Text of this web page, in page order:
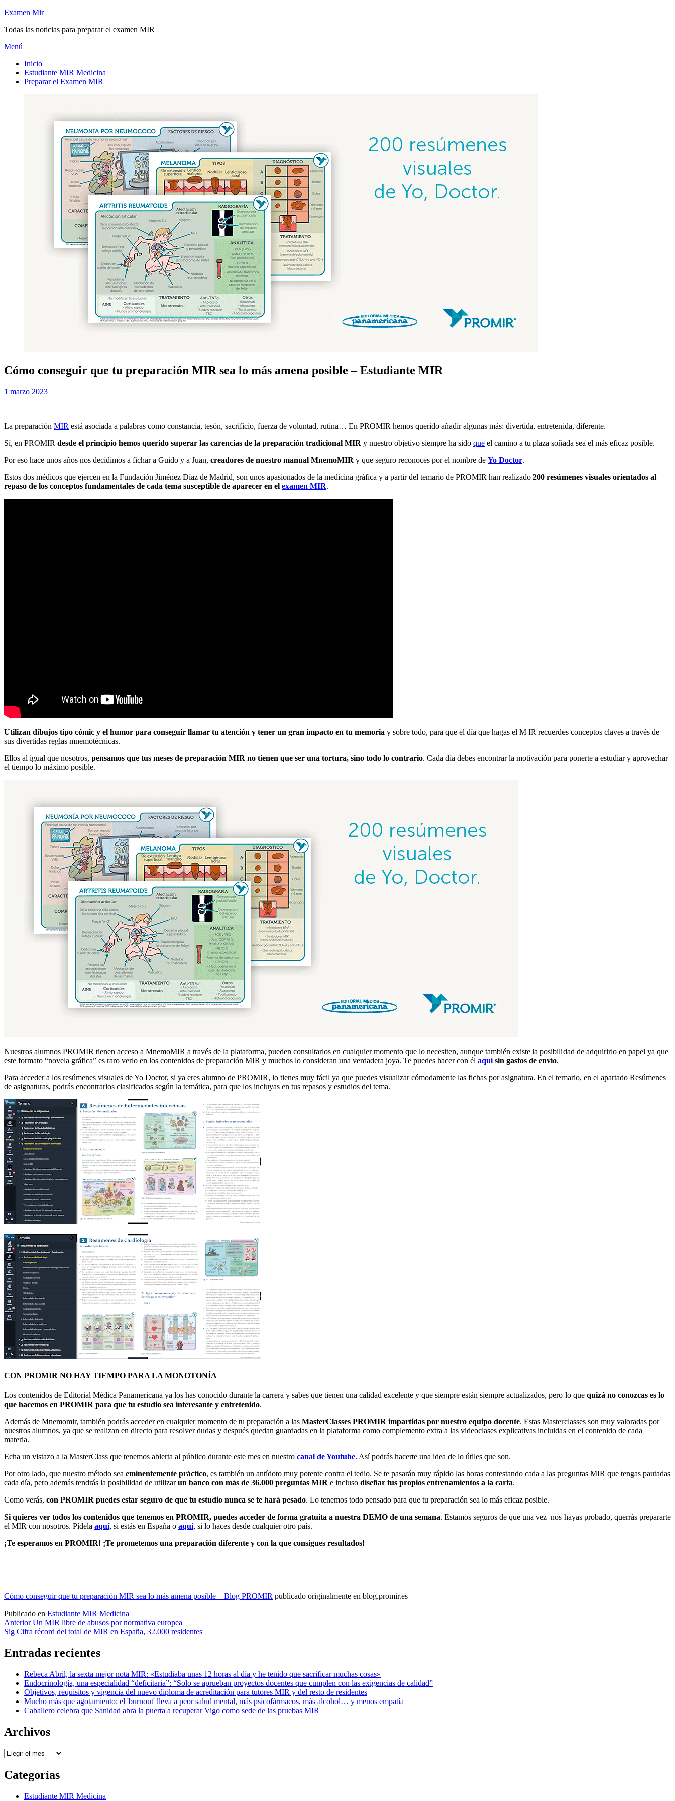
Saltar
contenido
Examen Mir
Todas las noticias para preparar el examen MIR
Menú
Inicio
Estudiante MIR Medicina
Preparar el Examen MIR
Cómo conseguir que tu preparación MIR sea lo más amena posible – Estudiante MIR
porExamen MIR
Publicada
1 marzo 2023
La preparación MIR está asociada a palabras como constancia, tesón, sacrificio, fuerza de voluntad, rutina… En PROMIR hemos querido añadir algunas más: divertida, entretenida, diferente.
Sí, en PROMIR desde el principio hemos querido superar las carencias de la preparación tradicional MIR y nuestro objetivo siempre ha sido que el camino a tu plaza soñada sea el más eficaz posible.
Por eso hace unos años nos decidimos a fichar a Guido y a Juan, creadores de nuestro manual MnemoMIR y que seguro reconoces por el nombre de Yo Doctor.
Estos dos médicos que ejercen en la Fundación Jiménez Díaz de Madrid, son unos apasionados de la medicina gráfica y a partir del temario de PROMIR han realizado 200 resúmenes visuales orientados al
repaso de los conceptos fundamentales de cada tema susceptible de aparecer en el examen MIR.
Utilizan dibujos tipo cómic y el humor para conseguir llamar tu atención y tener un gran impacto en tu memoria y sobre todo, para que el día que hagas el M IR recuerdes conceptos claves a través de
sus divertidas reglas mnemotécnicas.
Ellos al igual que nosotros, pensamos que tus meses de preparación MIR no tienen que ser una tortura, sino todo lo contrario. Cada día debes encontrar la motivación para ponerte a estudiar y aprovechar
el tiempo lo máximo posible.
Nuestros alumnos PROMIR tienen acceso a MnemoMIR a través de la plataforma, pueden consultarlos en cualquier momento que lo necesiten, aunque también existe la posibilidad de adquirirlo en papel ya que
este formato “novela gráfica” es raro verlo en los contenidos de preparación MIR y muchos lo consideran una verdadera joya. Te puedes hacer con él aquí sin gastos de envío.
Para acceder a los resúmenes visuales de Yo Doctor, si ya eres alumno de PROMIR, lo tienes muy fácil ya que puedes visualizar cómodamente las fichas por asignatura. En el temario, en el apartado Resúmenes
de asignaturas, podrás encontrarlos clasificados según la temática, para que los incluyas en tus repasos y estudios del tema.
CON PROMIR NO HAY TIEMPO PARA LA MONOTONÍA
Los contenidos de Editorial Médica Panamericana ya los has conocido durante la carrera y sabes que tienen una calidad excelente y que siempre están siempre actualizados, pero lo que quizá no conozcas es lo
que hacemos en PROMIR para que tu estudio sea interesante y entretenido.
Además de Mnemomir, también podrás acceder en cualquier momento de tu preparación a las MasterClasses PROMIR impartidas por nuestro equipo docente. Estas Masterclasses son muy valoradas por
nuestros alumnos, ya que se realizan en directo para resolver dudas y después quedan guardadas en la plataforma como complemento extra a las videoclases explicativas incluidas en el contenido de cada
materia.
Echa un vistazo a la MasterClass que tenemos abierta al público durante este mes en nuestro canal de Youtube. Así podrás hacerte una idea de lo útiles que son.
Por otro lado, que nuestro método sea eminentemente práctico, es también un antídoto muy potente contra el tedio. Se te pasarán muy rápido las horas contestando cada a las preguntas MIR que tengas pautadas
cada día, pero además tendrás la posibilidad de utilizarun banco con más de 36.000 preguntas MIR e incluso diseñar tus propios entrenamientos a la carta.
Como verás, con PROMIR puedes estar seguro de que tu estudio nunca se te hará pesado. Lo tenemos todo pensado para que tu preparación sea lo más eficaz posible.
Si quieres ver todos los contenidos que tenemos en PROMIR, puedes acceder de forma gratuita a nuestra DEMO de una semana. Estamos seguros de que una vez nos hayas probado, querrás prepararte
el MIR con nosotros. Pídela aquí, si estás en España o aquí, si lo haces desde cualquier otro país.
¡Te esperamos en PROMIR! ¡Te prometemos una preparación diferente y con la que consigues resultados!
Cómo conseguir que tu preparación MIR sea lo más amena posible – Blog PROMIR publicado originalmente en blog.promir.es
Publicado en Estudiante MIR Medicina
Navegación
de
entradas
Anterior Un MIR libre de abusos por normativa europea
Sig Cifra récord del total de MIR en España, 32.000 residentes
Entradas recientes
Rebeca Abril, la sexta mejor nota MIR: «Estudiaba unas 12 horas al día y he tenido que sacrificar muchas cosas»
Endocrinología, una especialidad “deficitaria”: “Solo se aprueban proyectos docentes que cumplen con las exigencias de calidad”
Objetivos, requisitos y vigencia del nuevo diploma de acreditación para tutores MIR y del resto de residentes
Mucho más que agotamiento: el 'burnout' lleva a peor salud mental, más psicofármacos, más alcohol… y menos empatía
Caballero celebra que Sanidad abra la puerta a recuperar Vigo como sede de las pruebas MIR
Archivos
Archivos
Categorías
Estudiante MIR Medicina